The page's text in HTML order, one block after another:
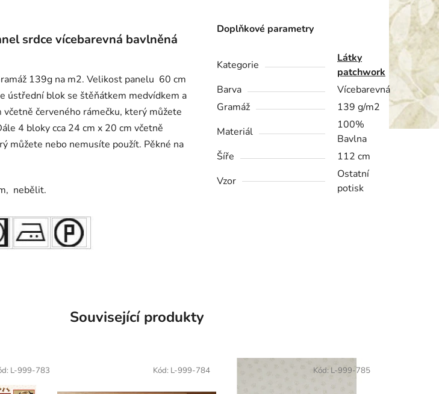
srdce vícebarevná bavlněná
139g na m2. Velikost panelu 60 cm
ústřední blok se štěňátkem medvídkem a
červeného rámečku, který můžete
4 bloky cca 24 cm x 20 cm včetně
můžete nebo nemusíte použít. Pěkné na
nebělit.
Doplňkové parametry
Kategorie
Látky
patchwork
Barva
Vícebarevná
Gramáž
139 g/m2
Materiál
100%
Bavlna
Šíře
112 cm
Vzor
Ostatní
potisk
Související produkty
L-999-783 Kód: L-999-784 Kód: L-999-785